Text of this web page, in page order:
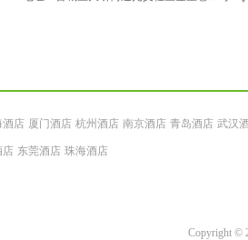
酒店 厦门酒店 杭州酒店 南京酒店 青岛酒店 武汉
店 东莞酒店 珠海酒店
Copyright ©